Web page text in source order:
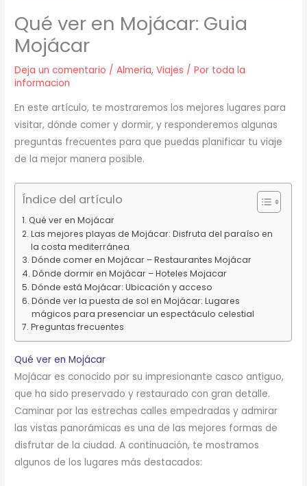
Qué ver en Mojácar: Guia
Mojácar
Deja un comentario /Almeria,Viajes / Por toda la
informacion
En este artículo, te mostraremos los mejores lugares para
visitar, dónde comer y dormir, y responderemos algunas
preguntas frecuentes para que puedas planificar tu viaje
de la mejor manera posible.
Índice del artículo
Qué ver en Mojácar
Las mejores playas de Mojácar: Disfruta del paraíso en
la costa mediterránea
Dónde comer en Mojácar – Restaurantes Mojácar
Dónde dormir en Mojácar – Hoteles Mojacar
Dónde está Mojácar: Ubicación y acceso
Dónde ver la puesta de sol en Mojácar: Lugares
mágicos para presenciar un espectáculo celestial
Preguntas frecuentes
Qué ver en Mojácar
Mojácar es conocido por su impresionante casco antiguo,
que ha sido preservado y restaurado con gran detalle.
Caminar por las estrechas calles empedradas y admirar
las vistas panorámicas es una de las mejores formas de
disfrutar de la ciudad. A continuación, te mostramos
algunos de los lugares más destacados: